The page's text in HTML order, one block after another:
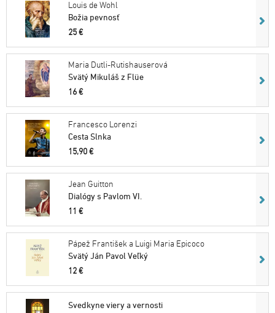
Louis de Wohl
Božia pevnosť
25 €
Maria Dutli-Rutishauserová
Svätý Mikuláš z Flüe
16 €
Francesco Lorenzi
Cesta Slnka
15,90 €
Jean Guitton
Dialógy s Pavlom VI.
11 €
Pápež František a Luigi Maria Epicoco
Svätý Ján Pavol Veľký
12 €
Svedkyne viery a vernosti